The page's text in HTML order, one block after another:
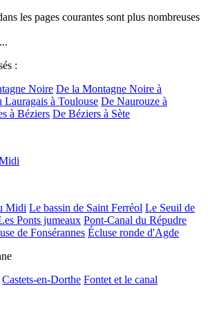
les pages courantes sont plus nombreuses
:
Noire De la Montagne Noire à
Lauragais à Toulouse De Naurouze à
à Béziers De Béziers à Sète
Midi Le bassin de Saint Ferréol Le Seuil de
Ponts jumeaux Pont-Canal du Répudre
de Fonsérannes Écluse ronde d'Agde
Castets-en-Dorthe Fontet et le canal